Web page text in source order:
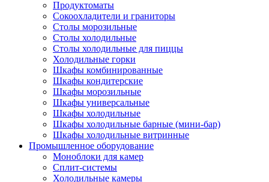
Продуктоматы
Сокоохладители и граниторы
Столы морозильные
Столы холодильные
Столы холодильные для пиццы
Холодильные горки
Шкафы комбинированные
Шкафы кондитерские
Шкафы морозильные
Шкафы универсальные
Шкафы холодильные
Шкафы холодильные барные (мини-бар)
Шкафы холодильные витринные
Промышленное оборудование
Моноблоки для камер
Сплит-системы
Холодильные камеры